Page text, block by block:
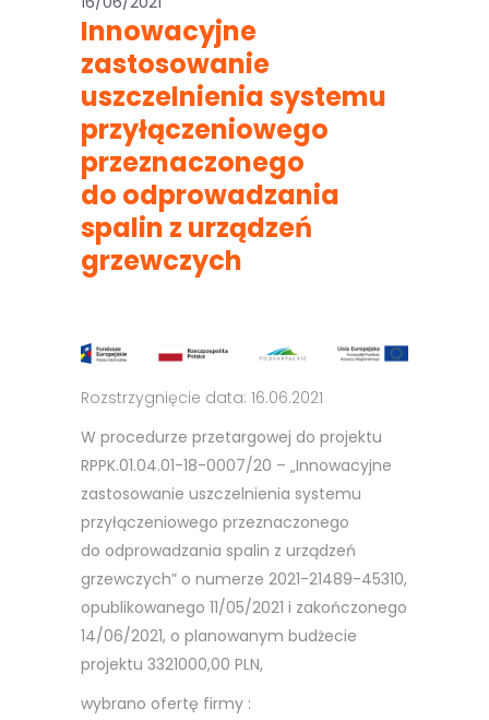
Innowacyjne
zastosowanie
uszczelnienia systemu
przyłączeniowego
przeznaczonego
do odprowadzania
spalin z urządzeń
grzewczych
Rozstrzygnięcie data: 16.06.2021
W procedurze przetargowej do projektu
RPPK.01.04.01-18-0007/20 – „Innowacyjne
zastosowanie uszczelnienia systemu
przyłączeniowego przeznaczonego
do odprowadzania spalin z urządzeń
grzewczych” o numerze 2021-21489-45310,
opublikowanego 11/05/2021 i zakończonego
14/06/2021, o planowanym budżecie
projektu 3321000,00 PLN,
wybrano ofertę firmy :